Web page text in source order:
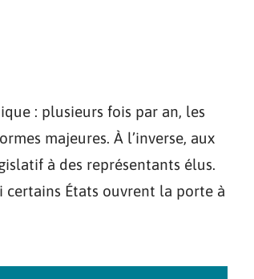
: plusieurs fois par an, les
majeures. À l’inverse, aux
à des représentants élus.
États ouvrent la porte à